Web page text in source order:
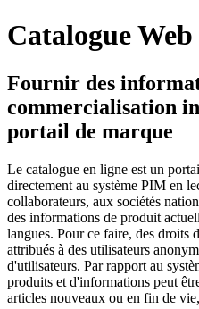
Catalogue Web
Fournir des
commercialisation
portail de marque
Le catalogue en ligne est un
directement au système PIM en
collaborateurs, aux sociétés
des informations de produit
langues. Pour ce faire, des droits
attribués à des utilisateurs
d'utilisateurs. Par rapport au
produits et d'informations peut
articles nouveaux ou en fin de